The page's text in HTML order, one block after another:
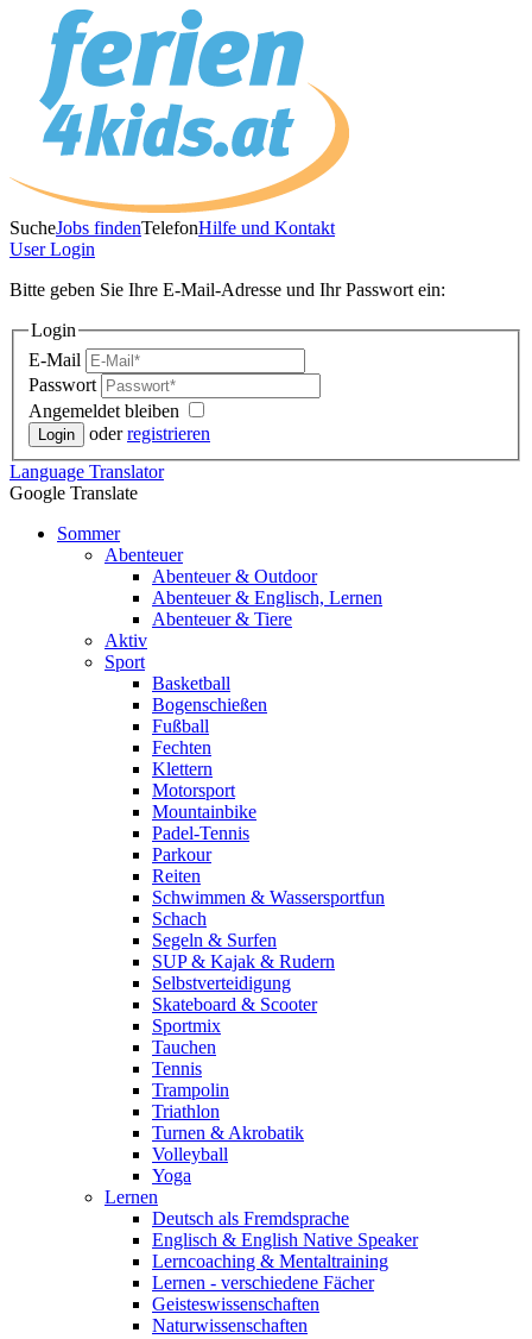
SucheJobs findenTelefonHilfe und Kontakt
UserLogin
Bitte geben Sie Ihre E-Mail-Adresse und Ihr Passwort ein:
Login
E-Mail
Passwort
Angemeldet bleiben
oderregistrieren
Language Translator
Google Translate
Sommer
Abenteuer
Abenteuer & Outdoor
Abenteuer & Englisch, Lernen
Abenteuer & Tiere
Aktiv
Sport
Basketball
Bogenschießen
Fußball
Fechten
Klettern
Motorsport
Mountainbike
Padel-Tennis
Parkour
Reiten
Schwimmen & Wassersportfun
Schach
Segeln & Surfen
SUP & Kajak & Rudern
Selbstverteidigung
Skateboard & Scooter
Sportmix
Tauchen
Tennis
Trampolin
Triathlon
Turnen & Akrobatik
Volleyball
Yoga
Lernen
Deutsch als Fremdsprache
Englisch & English Native Speaker
Lerncoaching & Mentaltraining
Lernen - verschiedene Fächer
Geisteswissenschaften
Naturwissenschaften